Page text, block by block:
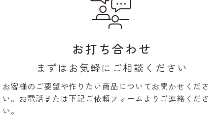
お打ち合わせ
まずはお気軽にご相談ください
お客様のご要望や作りたい商品についてお聞かせくださ
い。お電話または下記ご依頼フォームよりご連絡くださ
い。